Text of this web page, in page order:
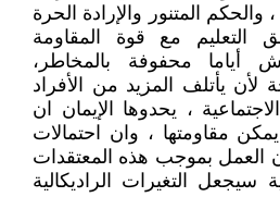
والحكم المتنور والإرادة الحرة
التعليم مع قوة المقاومة
أياما محفوفة بالمخاطر،
لأن يأتلف المزيد من الأفراد
، يحدوها الإيمان ان
يمكن مقاومتها ، وان احتمالات
العمل بموجب هذه المعتقدات
التغيرات الراديكالية